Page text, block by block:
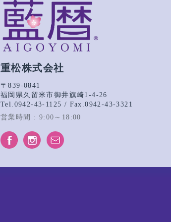
重松株式会社
〒839-0841
福岡県久留米市御井旗崎1-4-26
Tel.0942-43-1125 / Fax.0942-43-3321
営業時間 : 9:00～18:00